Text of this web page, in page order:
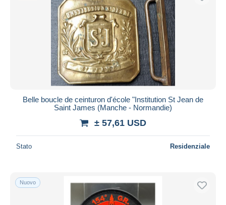
Altri & non classificati
Aste senza offerte
Casa d'aste
Venduti
Tutte le durate
Chiude fra ora
Prezzo
Spedizione gratuita
Metodi di pagamento
Belle boucle de ceinturon d'école "Institution St Jean de
Saint James (Manche - Normandie)
± 57,61 USD
Stato Residenziale
Nuovo